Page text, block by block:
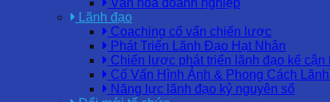
Văn hóa doanh nghiệp
Lãnh đạo
Coaching cố vấn chiến lược
Phát Triển Lãnh Đạo Hạt Nhân
Chiến lược phát triển lãnh đạo kế cận
Cố Vấn Hình Ảnh & Phong Cách
Năng lực lãnh đạo kỷ nguyên số